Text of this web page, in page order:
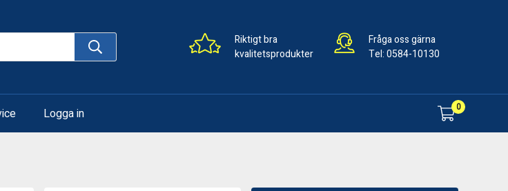
Riktigt bra
kvalitetsprodukter
Fråga oss gärna
Tel:0584-10130
Logga in 0